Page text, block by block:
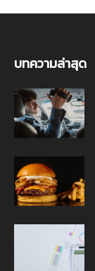
บทความล่าสุด